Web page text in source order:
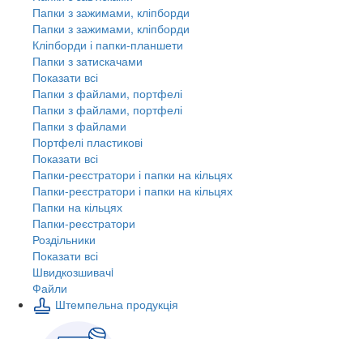
Папки з зажимами, кліпборди
Папки з зажимами, кліпборди
Кліпборди і папки-планшети
Папки з затискачами
Показати всі
Папки з файлами, портфелі
Папки з файлами, портфелі
Папки з файлами
Портфелі пластикові
Показати всі
Папки-реєстратори і папки на кільцях
Папки-реєстратори і папки на кільцях
Папки на кільцях
Папки-реєстратори
Роздільники
Показати всі
Швидкозшивачi
Файли
Штемпельна продукція